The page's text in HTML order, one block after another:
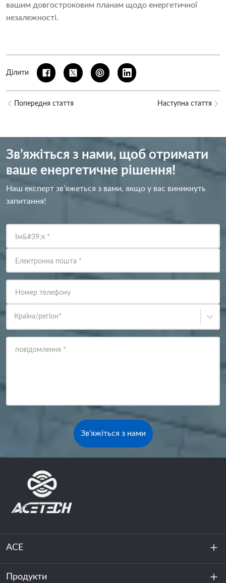
вашим довгостроковим планам щодо енергетичної
незалежності.
Ділити
Попередня стаття Наступна стаття
Зв’яжіться з нами, щоб отримати
ваше енергетичне рішення!
Наш експерт зв’яжеться з вами, якщо у вас виникнуть
запитання!
Ім&#39;я *
Електронна пошта *
Номер телефону
Країна/регіон*
повідомлення *
Зв'яжіться з нами
ACE
Про нас
Продукти